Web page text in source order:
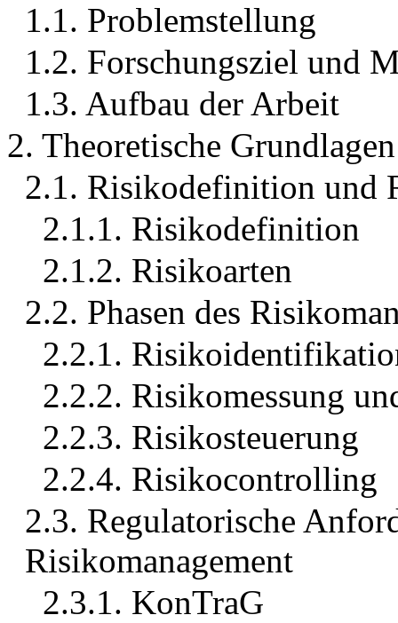
1.1. Problemstellung
1.2. Forschungsziel und
1.3. Aufbau der Arbeit
2. Theoretische Grundlagen
2.1. Risikodefinition und
2.1.1. Risikodefinition
2.1.2. Risikoarten
2.2. Phasen des
2.2.1.
2.2.2. Risikomessung
2.2.3. Risikosteuerung
2.2.4. Risikocontrolling
2.3. Regulatorische
Risikomanagement
2.3.1. KonTraG